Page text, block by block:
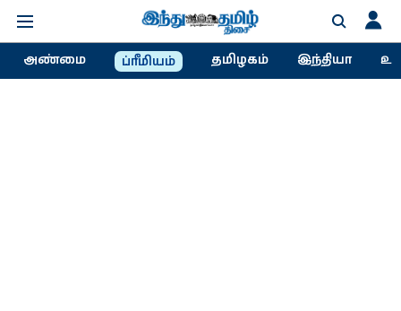
அண்மை ப்ரீமியம் தமிழகம் இந்தியா